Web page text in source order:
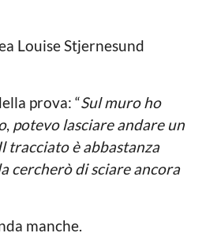
Louise Stjernesund
prova: “Sul muro ho
, potevo lasciare andare un
tracciato è abbastanza
cercherò di sciare ancora
manche.